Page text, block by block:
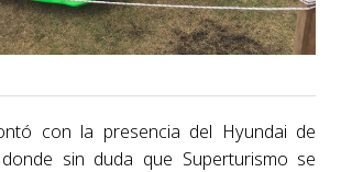
con la presencia del Hyundai de
sin duda que Superturismo se